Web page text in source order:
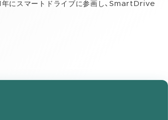
年にスマートドライブに参画し、SmartDrive